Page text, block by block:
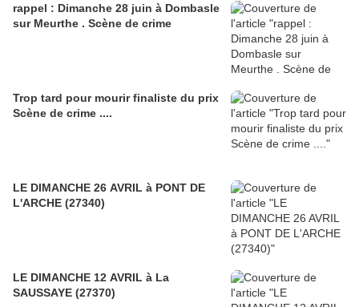
rappel : Dimanche 28 juin à Dombasle
sur Meurthe . Scène de crime
Trop tard pour mourir finaliste du prix
Scène de crime ....
LE DIMANCHE 26 AVRIL à PONT DE
L'ARCHE (27340)
LE DIMANCHE 12 AVRIL à La
SAUSSAYE (27370)